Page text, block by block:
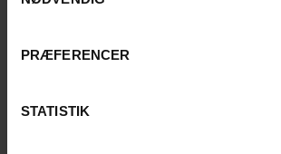
PRÆFERENCER
STATISTIK